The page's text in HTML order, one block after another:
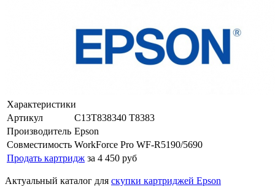
Характеристики
Артикул
C13T838340 T8383
Производитель Epson
Совместимость WorkForce Pro WF-R5190/5690
Продать картридж за 4 450 руб
Актуальный каталог для скупки картриджей Epson